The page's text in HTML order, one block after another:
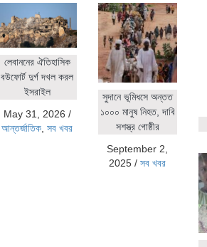
লেবাননের ঐতিহাসিক
বউফোর্ট দুর্গ দখল করল
ইসরাইল
May 31, 2026 /
আন্তর্জাতিক ,সব খবর
সুদানে ভূমিধসে অন্তত
১০০০ মানুষ নিহত, দাবি
সশস্ত্র গোষ্ঠীর
September 2,
2025 /সব খবর